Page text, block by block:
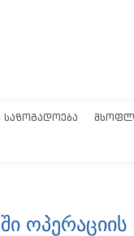
ᲡᲐᲖᲝᲒᲐᲓᲝᲔᲑᲐ
ოპერაციის